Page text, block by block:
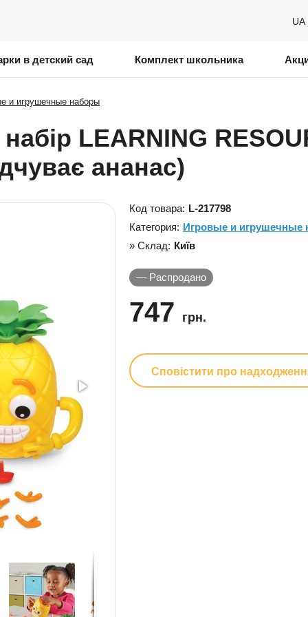
UA
в детский сад Комплект школьника
и игрушечные наборы
LEARNING
ананас)
Код товара: L-217798
Категория: Игровые и игрушечные
» Склад: Київ
— Распродано
747 грн.
Сповістити про